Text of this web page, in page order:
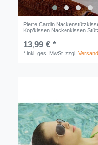
Pierre Cardin
Kopfkissen Nackenkissen
13,99 € *
*inkl. ges. MwSt. zzgl.